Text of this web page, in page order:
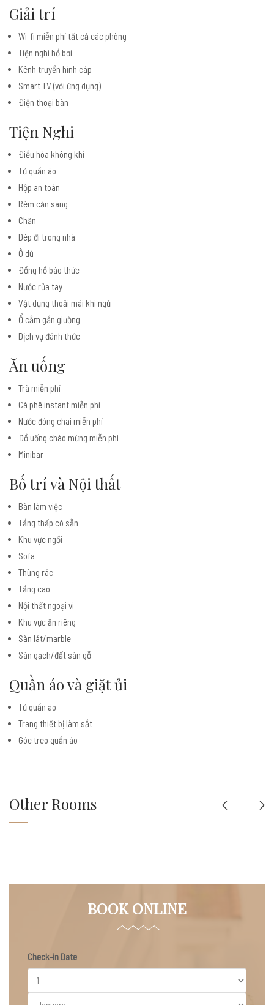
Giải trí
Wi-fi miễn phí tất cả các phòng
Tiện nghi hồ bơi
Kênh truyền hình cáp
Smart TV (với ứng dụng)
Điện thoại bàn
Tiện Nghi
Điều hòa không khí
Tủ quần áo
Hộp an toàn
Rèm cản sáng
Chăn
Dép đi trong nhà
Ô dù
Đồng hồ báo thức
Nước rửa tay
Vật dụng thoải mái khi ngủ
Ổ cắm gần giường
Dịch vụ đánh thức
Ăn uống
Trà miễn phí
Cà phê instant miễn phí
Nước đóng chai miễn phí
Đồ uống chào mừng miễn phí
Minibar
Bố trí và Nội thất
Bàn làm việc
Tầng thấp có sẵn
Khu vực ngồi
Sofa
Thùng rác
Tầng cao
Nội thất ngoại vi
Khu vực ăn riêng
Sàn lát/marble
Sàn gạch/đất sàn gỗ
Quần áo và giặt ủi
Tủ quần áo
Trang thiết bị làm sắt
Góc treo quần áo
Other Rooms
BOOK ONLINE
Check-in Date